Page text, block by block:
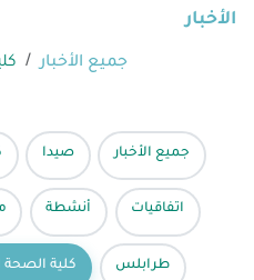
الأخبار
جميع الأخبار
جميع الأخبار صيدا
اتفاقيات أنشطة
طرابلس كلية الصحة